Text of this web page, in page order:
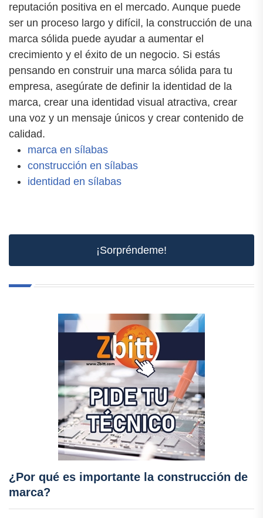
reputación positiva en el mercado. Aunque puede
ser un proceso largo y difícil, la construcción de una
marca sólida puede ayudar a aumentar el
crecimiento y el éxito de un negocio. Si estás
pensando en construir una marca sólida para tu
empresa, asegúrate de definir la identidad de la
marca, crear una identidad visual atractiva, crear
una voz y un mensaje únicos y crear contenido de
calidad.
marca en sílabas
construcción en sílabas
identidad en sílabas
¡Sorpréndeme!
¿Por qué es importante la construcción de
marca?